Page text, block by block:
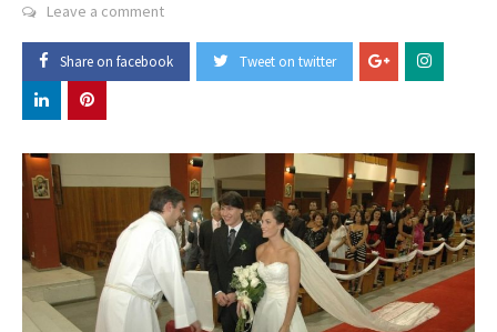
Leave a comment
Share on facebook Tweet on twitter